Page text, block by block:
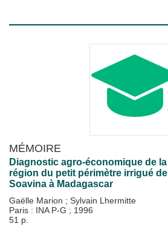
MÉMOIRE
Diagnostic agro-économique de la
région du petit périmètre irrigué de
Soavina à Madagascar
Gaëlle Marion ; Sylvain Lhermitte
Paris : INA P-G ; 1996
51 p.